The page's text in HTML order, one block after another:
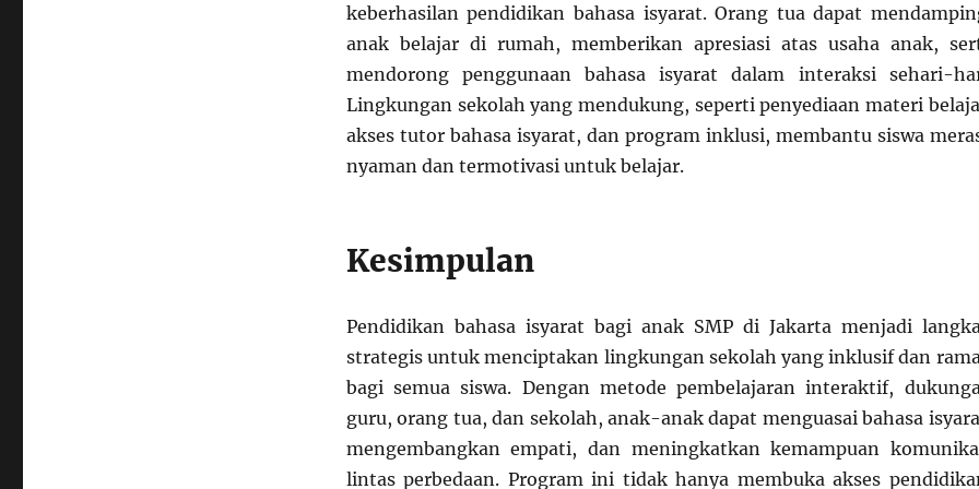
keberhasilan pendidikan bahasa isyarat. Orang tua dapat
anak belajar di rumah, memberikan apresiasi atas usaha anak,
mendorong penggunaan bahasa isyarat dalam interaksi sehari-
Lingkungan sekolah yang mendukung, seperti penyediaan materi
akses tutor bahasa isyarat, dan program inklusi, membantu siswa
nyaman dan termotivasi untuk belajar.
Kesimpulan
Pendidikan bahasa isyarat bagi anak SMP di Jakarta menjadi
strategis untuk menciptakan lingkungan sekolah yang inklusif dan
bagi semua siswa. Dengan metode pembelajaran interaktif,
guru, orang tua, dan sekolah, anak-anak dapat menguasai bahasa
mengembangkan empati, dan meningkatkan kemampuan
lintas perbedaan. Program ini tidak hanya membuka akses